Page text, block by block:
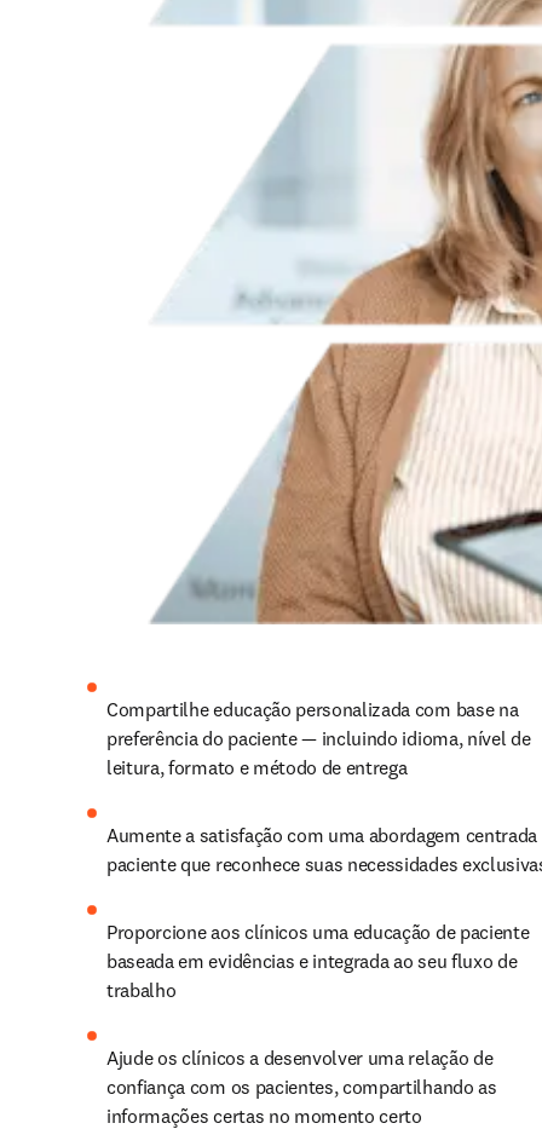
Compartilhe educação personalizada com base na
preferência do paciente — incluindo idioma, nível de
leitura, formato e método de entrega
Aumente a satisfação com uma abordagem centrada
paciente que reconhece suas necessidades
Proporcione aos clínicos uma educação de paciente
baseada em evidências e integrada ao seu fluxo de
trabalho
Ajude os clínicos a desenvolver uma relação de
confiança com os pacientes, compartilhando as
informações certas no momento certo